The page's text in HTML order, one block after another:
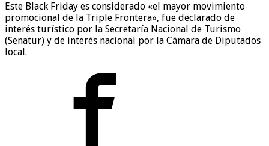
Este Black Friday es considerado «el mayor movimiento
promocional de la Triple Frontera», fue declarado de
interés turístico por la Secretaría Nacional de Turismo
(Senatur) y de interés nacional por la Cámara de Diputados
local.